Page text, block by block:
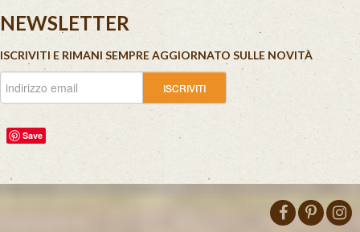
NEWSLETTER
ISCRIVITI E RIMANI SEMPRE AGGIORNATO SULLE NOVITÀ
Save